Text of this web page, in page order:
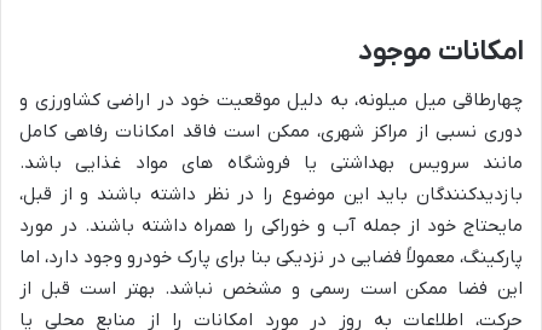
امکانات موجود
چهارطاقی میل میلونه، به دلیل موقعیت خود در اراضی کشاورزی و
دوری نسبی از مراکز شهری، ممکن است فاقد امکانات رفاهی کامل
مانند سرویس بهداشتی یا فروشگاه های مواد غذایی باشد.
بازدیدکنندگان باید این موضوع را در نظر داشته باشند و از قبل،
مایحتاج خود از جمله آب و خوراکی را همراه داشته باشند. در مورد
پارکینگ، معمولاً فضایی در نزدیکی بنا برای پارک خودرو وجود دارد، اما
این فضا ممکن است رسمی و مشخص نباشد. بهتر است قبل از
حرکت، اطلاعات به روز در مورد امکانات را از منابع محلی یا